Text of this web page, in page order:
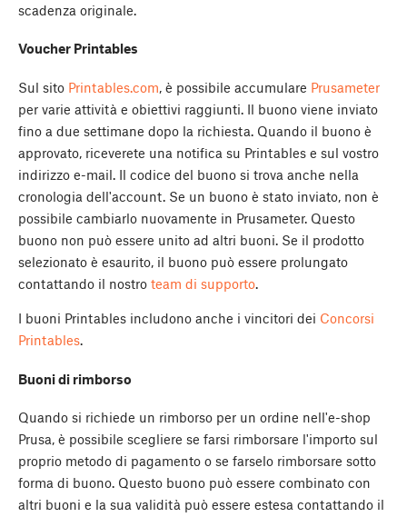
scadenza originale.
Voucher Printables
Sul sito Printables.com, è possibile accumulare Prusameter
per varie attività e obiettivi raggiunti. Il buono viene inviato
fino a due settimane dopo la richiesta. Quando il buono è
approvato, riceverete una notifica su Printables e sul vostro
indirizzo e-mail. Il codice del buono si trova anche nella
cronologia dell'account. Se un buono è stato inviato, non è
possibile cambiarlo nuovamente in Prusameter. Questo
buono non può essere unito ad altri buoni. Se il prodotto
selezionato è esaurito, il buono può essere prolungato
contattando il nostro team di supporto.
I buoni Printables includono anche i vincitori dei Concorsi
Printables.
Buoni di rimborso
Quando si richiede un rimborso per un ordine nell'e-shop
Prusa, è possibile scegliere se farsi rimborsare l'importo sul
proprio metodo di pagamento o se farselo rimborsare sotto
forma di buono. Questo buono può essere combinato con
altri buoni e la sua validità può essere estesa contattando il